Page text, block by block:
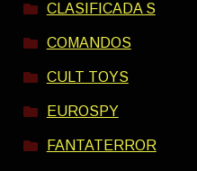
CLASIFICADA S
COMANDOS
CULT TOYS
EUROSPY
FANTATERROR